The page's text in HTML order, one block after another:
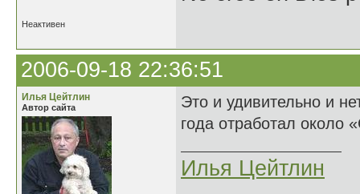
Неактивен
2006-09-18 22:36:51
Илья Цейтлин
Автор сайта
Это и удивительно и
года отработал около
Илья Цейтлин